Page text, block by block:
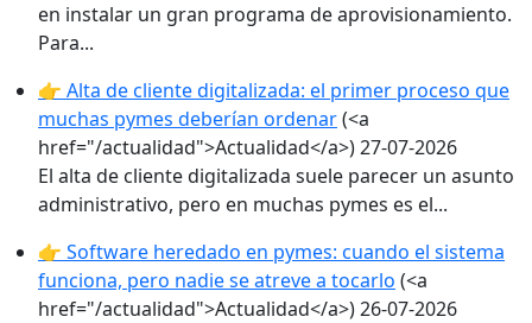
en instalar un gran programa de aprovisionamiento.
Para...
👉 Alta de cliente digitalizada: el primer proceso que
muchas pymes deberían ordenar(<a
href="/actualidad">Actualidad</a>)27-07-2026
El alta de cliente digitalizada suele parecer un asunto
administrativo, pero en muchas pymes es el...
👉 Software heredado en pymes: cuando el sistema
funciona, pero nadie se atreve a tocarlo (<a
href="/actualidad">Actualidad</a>)26-07-2026